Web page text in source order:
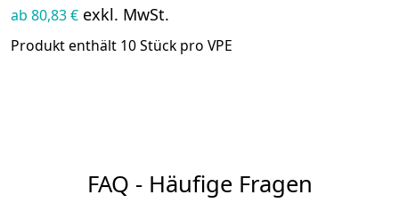
ab 80,83 € exkl. MwSt.
Produkt enthält 10 Stück pro VPE
FAQ - Häufige Fragen